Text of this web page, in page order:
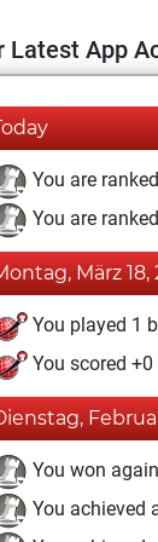
Latest App
You are
You are
März 18,
You played 1
You scored
You won
You achieved